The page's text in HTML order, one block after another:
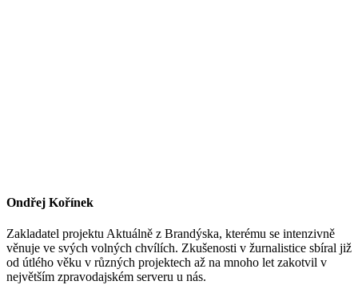
Ondřej Kořínek
Zakladatel projektu Aktuálně z Brandýska, kterému se intenzivně
věnuje ve svých volných chvílích. Zkušenosti v žurnalistice sbíral již
od útlého věku v různých projektech až na mnoho let zakotvil v
největším zpravodajském serveru u nás.